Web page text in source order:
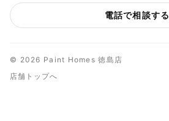
電話で相談する
© 2026 Paint Homes 徳島店
店舗トップへ